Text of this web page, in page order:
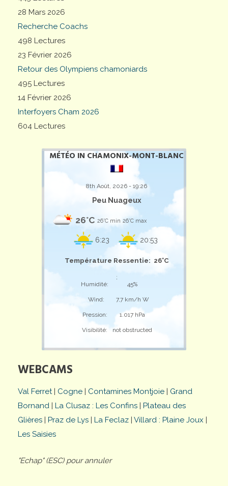
28 Mars 2026
Recherche Coachs
498 Lectures
23 Février 2026
Retour des Olympiens chamoniards
495 Lectures
14 Février 2026
Interfoyers Cham 2026
604 Lectures
MÉTÉO IN CHAMONIX-MONT-BLANC
8th Août, 2026 - 19:26
Peu Nuageux
26°C 26°C min 26°C max
6:23 20:53
Température Ressentie: 26°C
;
Humidité:
45%
Wind: 7,7 km/h W
Pression: 1.017 hPa
Visibilité: not obstructed
WEBCAMS
Val Ferret| Cogne | Contamines Montjoie | Grand
Bornand | La Clusaz : Les Confins | Plateau des
Glières | Praz de Lys | La Feclaz | Villard : Plaine Joux |
Les Saisies
"Echap" (ESC) pour annuler